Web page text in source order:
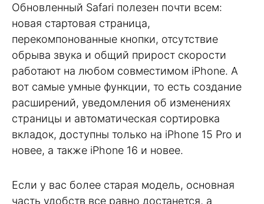
Обновленный Safari полезен почти всем:
новая стартовая страница,
перекомпонованные кнопки, отсутствие
обрыва звука и общий прирост скорости
работают на любом совместимом iPhone. А
вот самые умные функции, то есть создание
расширений, уведомления об изменениях
страницы и автоматическая сортировка
вкладок, доступны только на iPhone 15 Pro и
новее, а также iPhone 16 и новее.
Если у вас более старая модель, основная
часть удобств все равно достанется, а